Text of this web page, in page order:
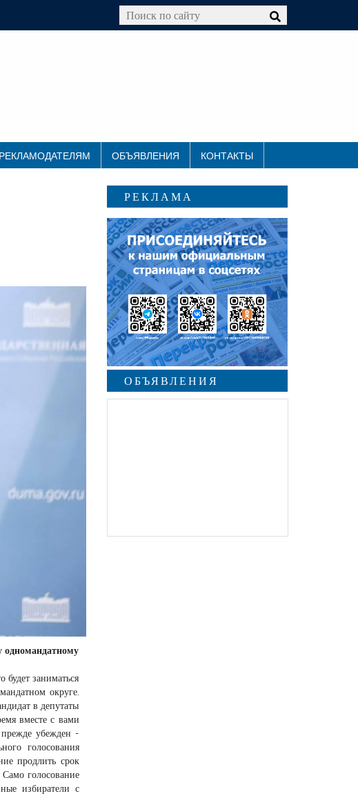
РЕКЛАМОДАТЕЛЯМ ОБЪЯВЛЕНИЯ КОНТАКТЫ
одномандатному
заниматься
округе.
в депутаты
вместе с вами
убежден -
голосования
продлить срок
голосование
избиратели с
РЕКЛАМА
ОБЪЯВЛЕНИЯ